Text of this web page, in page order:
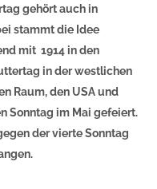
gehört auch in
stammt die Idee
mit 1914 in den
in der westlichen
Raum, den USA und
Sonntag im Mai gefeiert.
der vierte Sonntag